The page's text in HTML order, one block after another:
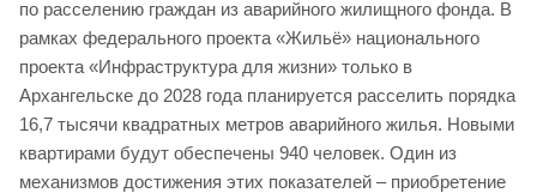
по расселению граждан из аварийного жилищного фонда. В
рамках федерального проекта «Жильё» национального
проекта «Инфраструктура для жизни» только в
Архангельске до 2028 года планируется расселить порядка
16,7 тысячи квадратных метров аварийного жилья. Новыми
квартирами будут обеспечены 940 человек. Один из
механизмов достижения этих показателей – приобретение